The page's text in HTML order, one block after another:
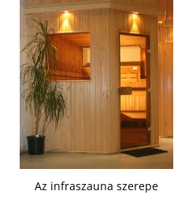
Az infraszauna szerepe